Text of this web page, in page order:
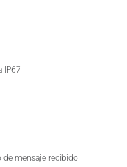
IP67
mensaje recibido